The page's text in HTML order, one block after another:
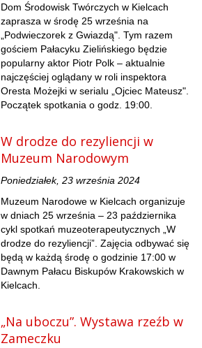
Dom Środowisk Twórczych w Kielcach
zaprasza w środę 25 września na
„Podwieczorek z Gwiazdą". Tym razem
gościem Pałacyku Zielińskiego będzie
popularny aktor Piotr Polk – aktualnie
najczęściej oglądany w roli inspektora
Oresta Możejki w serialu „Ojciec Mateusz".
Początek spotkania o godz. 19:00.
W drodze do rezyliencji w
Muzeum Narodowym
Poniedziałek, 23 września 2024
Muzeum Narodowe w Kielcach organizuje
w dniach 25 września – 23 października
cykl spotkań muzeoterapeutycznych „W
drodze do rezyliencji”. Zajęcia odbywać się
będą w każdą środę o godzinie 17:00 w
Dawnym Pałacu Biskupów Krakowskich w
Kielcach.
„Na uboczu”. Wystawa rzeźb w
Zameczku